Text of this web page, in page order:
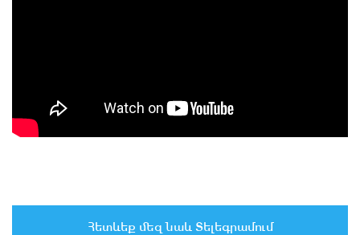
Հետևեք մեզ նաև Տելեգրամում